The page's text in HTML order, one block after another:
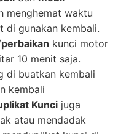
menghemat waktu
di gunakan kembali.
perbaikan kunci motor
10 menit saja.
di buatkan kembali
kembali
Kunci juga
atau mendadak